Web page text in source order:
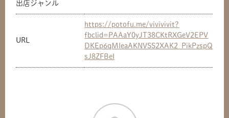
出店ジャンル
URL
https://potofu.me/vivivivit?
fbclid=PAAaY0yJT38CKtRXGeV2EPV
DKEp6qMIeaAKNVSS2XAK2_PikPzspQ
sJ8ZFBeI